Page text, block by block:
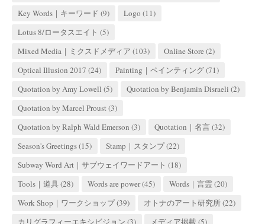
Key Words｜キーワード (9) Logo (11)
Lotus 8/ロータスエイト (5)
Mixed Media｜ミクスドメディア (103) Online Store (2)
Optical Illusion 2017 (24) Painting｜ペインティング(71)
Quotation by Amy Lowell (5) Quotation by Benjamin Disraeli (2)
Quotation by Marcel Proust(3)
Quotation by Ralph Wald Emerson (3) Quotation｜名言(32)
Season's Greetings(15) Stamp｜スタンプ(22)
Subway Word Art｜サブウェイワードアート (18)
Tools｜道具(28) Words are power(45) Words｜言霊(20)
Work Shop｜ワークショップ(39) オトナのアート研究所(22)
カリグラフィーエキシビジョン (3) メディア掲載(5)